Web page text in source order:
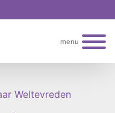
menu
Weltevreden